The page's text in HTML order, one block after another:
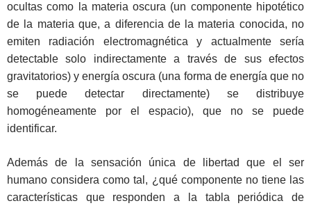
ocultas como la materia oscura (un componente hipotético
de la materia que, a diferencia de la materia conocida, no
emiten radiación electromagnética y actualmente sería
detectable solo indirectamente a través de sus efectos
gravitatorios) y energía oscura (una forma de energía que no
se puede detectar directamente) se distribuye
homogéneamente por el espacio), que no se puede
identificar.
Además de la sensación única de libertad que el ser
humano considera como tal, ¿qué componente no tiene las
características que responden a la tabla periódica de